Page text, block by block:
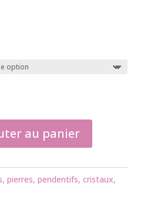
au panier
pierres, pendentifs, cristaux,